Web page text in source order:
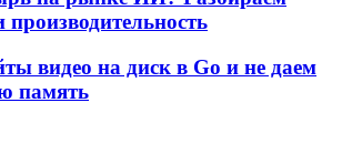
производительность
видео на диск в Go и не даем
память